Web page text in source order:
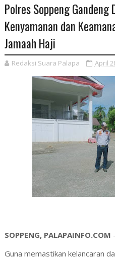
Polres Soppeng Gandeng
Kenyamanan dan
Jamaah Haji
Redaksi Suara Palapa April
SOPPENG, PALAPAINFO.COM -
Guna memastikan kelancaran